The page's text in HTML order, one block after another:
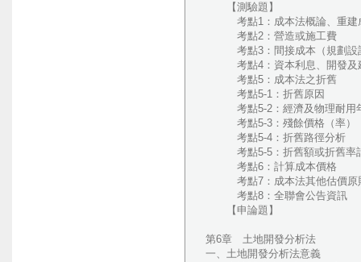
【測驗題】
考點1：成本法概論、重建
考點2：營造或施工費
考點3：間接成本（規劃設計
考點4：資本利息、開發及
考點5：成本法之折舊
考點5-1：折舊原因
考點5-2：經濟及物理耐用
考點5-3：殘餘價格（率）
考點5-4：折舊路徑分析
考點5-5：折舊額或折舊率
考點6：計算成本價格
考點7：成本法其他估價原
考點8：全聯會公告資訊
【申論題】
第6章 土地開發分析法
一、土地開發分析法意義